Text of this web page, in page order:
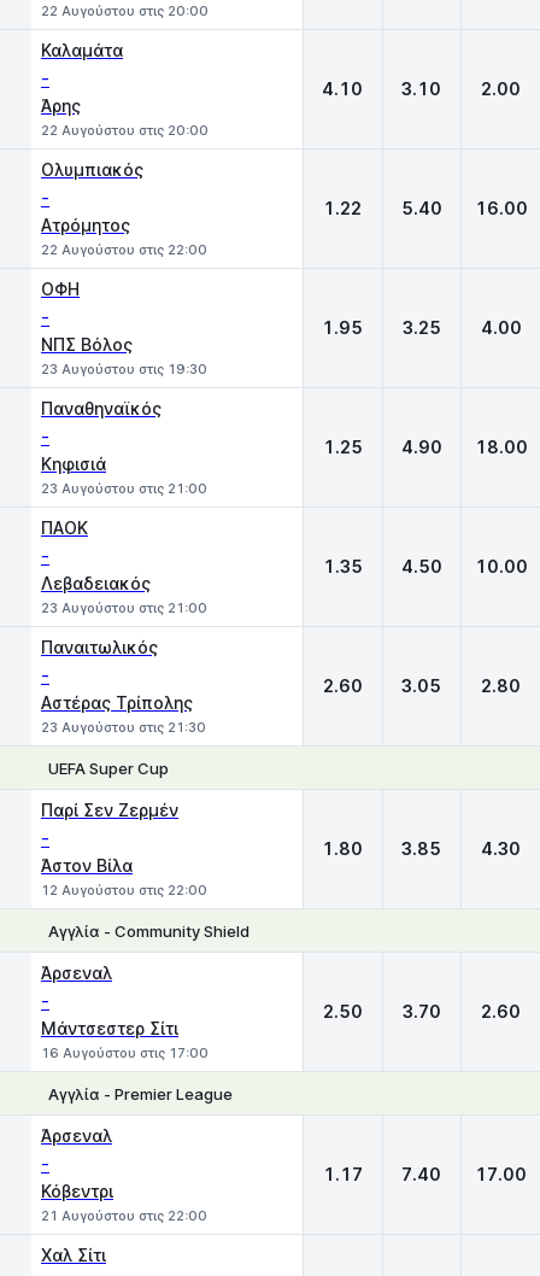
22 Αυγούστου στις 20:00
Καλαμάτα
-
Άρης
22 Αυγούστου στις 20:00
4.10 3.10 2.00
Ολυμπιακός
-
Ατρόμητος
22 Αυγούστου στις 22:00
1.22 5.40 16.00
ΟΦΗ
-
ΝΠΣ Βόλος
23 Αυγούστου στις 19:30
1.95 3.25 4.00
Παναθηναϊκός
-
Κηφισιά
23 Αυγούστου στις 21:00
1.25 4.90 18.00
ΠΑΟΚ
-
Λεβαδειακός
23 Αυγούστου στις 21:00
1.35 4.50 10.00
Παναιτωλικός
-
Αστέρας Τρίπολης
23 Αυγούστου στις 21:30
2.60 3.05 2.80
UEFA Super Cup
Παρί Σεν Ζερμέν
-
Άστον Βίλα
12 Αυγούστου στις 22:00
1.80 3.85 4.30
Αγγλία - Community Shield
Άρσεναλ
-
Μάντσεστερ Σίτι
16 Αυγούστου στις 17:00
2.50 3.70 2.60
Αγγλία - Premier League
Άρσεναλ
-
Κόβεντρι
21 Αυγούστου στις 22:00
1.17 7.40 17.00
Χαλ Σίτι